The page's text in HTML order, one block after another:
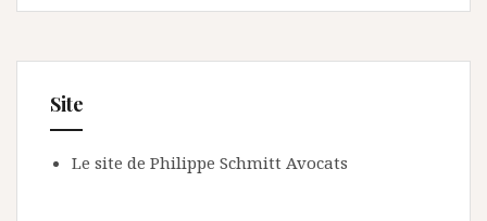
Site
Le site de Philippe Schmitt Avocats